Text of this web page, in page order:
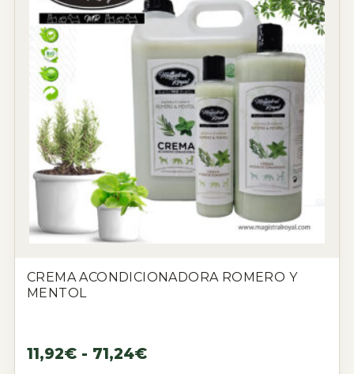
CREMA ACONDICIONADORA ROMERO Y
MENTOL
11,92€ - 71,24€